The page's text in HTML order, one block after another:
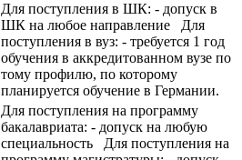
Для поступления в ШК: - допуск в
ШК на любое направление Для
поступления в вуз: - требуется 1 год
обучения в аккредитованном вузе по
тому профилю, по которому
планируется обучение в Германии.
Для поступления на программу
бакалавриата: - допуск на любую
специальность Для поступления на